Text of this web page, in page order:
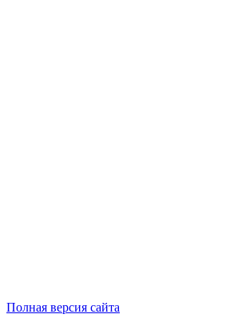
Полная версия сайта